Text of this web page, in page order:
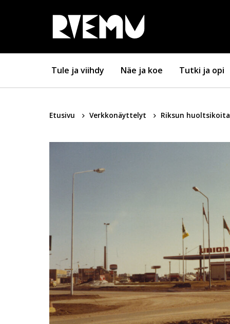
Tule ja viihdy Näe ja koe Tutki ja opi
Etusivu Verkkonäyttelyt Riksun